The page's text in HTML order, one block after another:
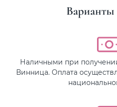
Наличными при
Винница. Оплата